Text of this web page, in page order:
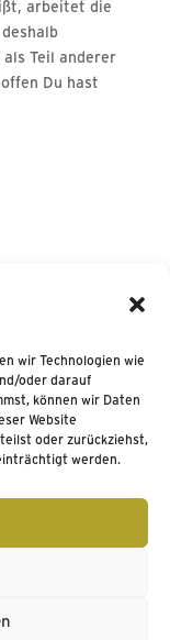
wir Technologien wie
oder darauf
können wir Daten
Website
oder zurückziehst,
werden.
arbeitet die
Teil anderer
Du hast
Ticketshop
BJCP